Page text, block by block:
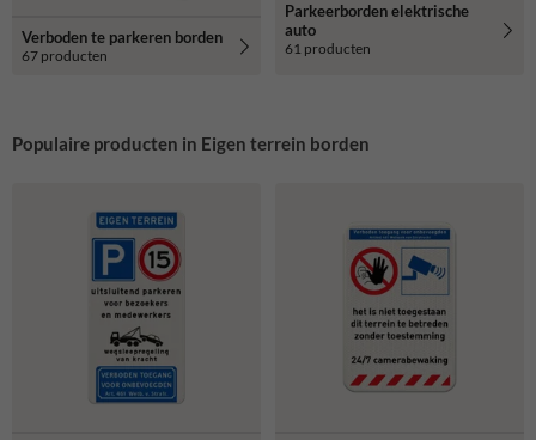
Verboden te parkeren borden
67 producten
Parkeerborden elektrische
auto
61 producten
Populaire producten in Eigen terrein borden